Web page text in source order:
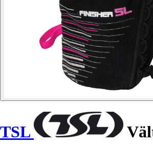
TSL